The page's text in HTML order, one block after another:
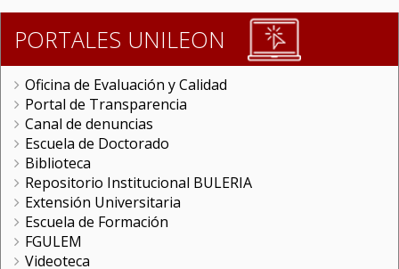
PORTALES UNILEON
Oficina de Evaluación y Calidad
Portal de Transparencia
Canal de denuncias
Escuela de Doctorado
Biblioteca
Repositorio Institucional BULERIA
Extensión Universitaria
Escuela de Formación
FGULEM
Videoteca